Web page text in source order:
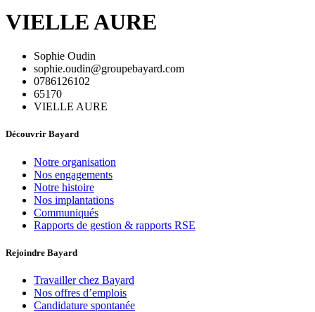
VIELLE AURE
Sophie Oudin
sophie.oudin@groupebayard.com
0786126102
65170
VIELLE AURE
Découvrir Bayard
Notre organisation
Nos engagements
Notre histoire
Nos implantations
Communiqués
Rapports de gestion & rapports RSE
Rejoindre Bayard
Travailler chez Bayard
Nos offres d’emplois
Candidature spontanée